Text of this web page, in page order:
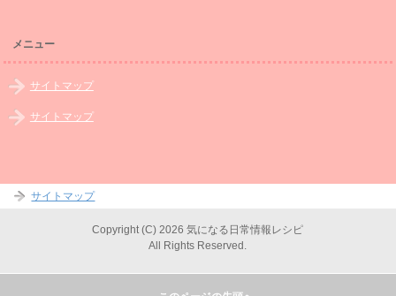
メニュー
サイトマップ
サイトマップ
サイトマップ
Copyright (C) 2026 気になる日常情報レシピ
All Rights Reserved.